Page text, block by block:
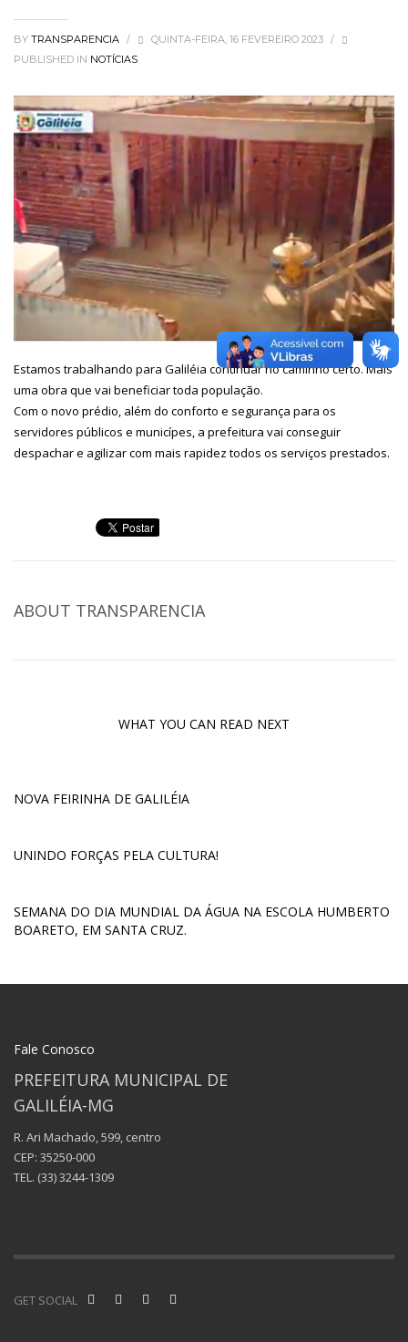
BY TRANSPARENCIA / QUINTA-FEIRA, 16 FEVEREIRO 2023 /
PUBLISHED IN NOTÍCIAS
Estamos trabalhando para Galiléia continuar no caminho certo. Mais
uma obra que vai beneficiar toda população.
Com o novo prédio, além do conforto e segurança para os
servidores públicos e municípes, a prefeitura vai conseguir
despachar e agilizar com mais rapidez todos os serviços prestados.
ABOUT TRANSPARENCIA
WHAT YOU CAN READ NEXT
NOVA FEIRINHA DE GALILÉIA
UNINDO FORÇAS PELA CULTURA!
SEMANA DO DIA MUNDIAL DA ÁGUA NA ESCOLA HUMBERTO
BOARETO, EM SANTA CRUZ.
Fale Conosco
PREFEITURA MUNICIPAL DE
GALILÉIA-MG
R. Ari Machado, 599, centro
CEP: 35250-000
TEL. (33) 3244-1309
GET SOCIAL